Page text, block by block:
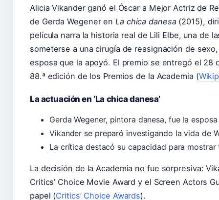
Alicia Vikander ganó el Óscar a Mejor Actriz de
de Gerda Wegener en La chica danesa(2015),
película narra la historia real de Lili Elbe, una de
someterse a una cirugía de reasignación de
esposa que la apoyó. El premio se entregó el 28
88.ª edición de los Premios de la Academia (
La actuación en ‘La chica danesa’
Gerda Wegener, pintora danesa, fue la
Vikander se preparó investigando la vida de
La crítica destacó su capacidad para
La decisión de la Academia no fue sorpresiva:
Critics’ Choice Movie Award y el Screen Actors
papel (Critics’ Choice Awards).